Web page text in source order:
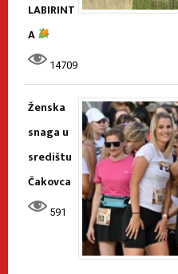
LABIRINT
A
14709
Ženska
snaga u
središtu
Čakovca
591